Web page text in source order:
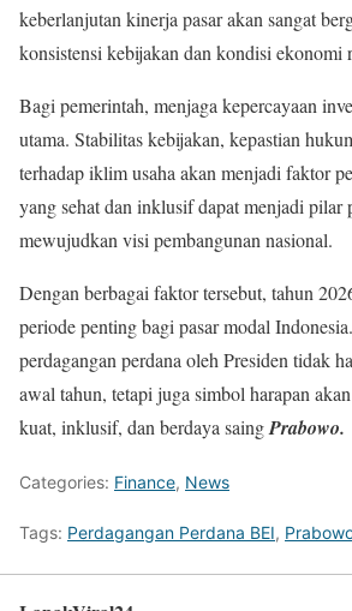
keberlanjutan kinerja pasar akan sangat
konsistensi kebijakan dan kondisi ekonomi
Bagi pemerintah, menjaga kepercayaan
utama. Stabilitas kebijakan, kepastian
terhadap iklim usaha akan menjadi faktor
yang sehat dan inklusif dapat menjadi pilar
mewujudkan visi pembangunan nasional.
Dengan berbagai faktor tersebut, tahun
periode penting bagi pasar modal
perdagangan perdana oleh Presiden tidak
awal tahun, tetapi juga simbol harapan
kuat, inklusif, dan berdaya saingPrabowo.
Categories: Finance, News
Tags: Perdagangan Perdana BEI,